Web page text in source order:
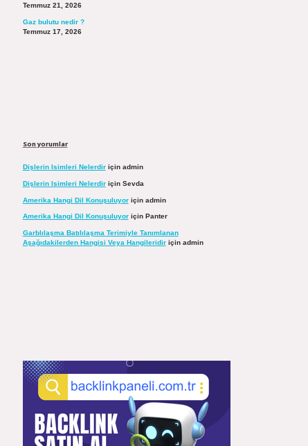
Temmuz 21, 2026
Gaz bulutu nedir ?
Temmuz 17, 2026
Son yorumlar
Dişlerin Isimleri Nelerdiriçin admin
Dişlerin Isimleri Nelerdiriçin Sevda
Amerika Hangi Dil Konuşuluyoriçin admin
Amerika Hangi Dil Konuşuluyoriçin Panter
Garblılaşma Batılılaşma Terimiyle Tanımlanan
Aşağıdakilerden Hangisi Veya Hangileridiriçin admin